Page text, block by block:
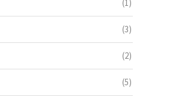
(1)
(3)
(2)
(5)